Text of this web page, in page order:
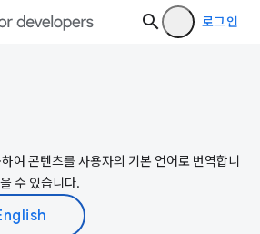
로그인
여 콘텐츠를 사용자의 기본 언어로 번역합니
수 있습니다.